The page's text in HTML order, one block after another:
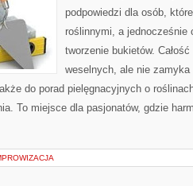
podpowiedzi dla osób,
roślinnymi, a jednocześnie
tworzenie bukietów.
weselnych, ale nie zamyka
do porad pielęgnacyjnych o
To miejsce dla pasjonatów, gdzie